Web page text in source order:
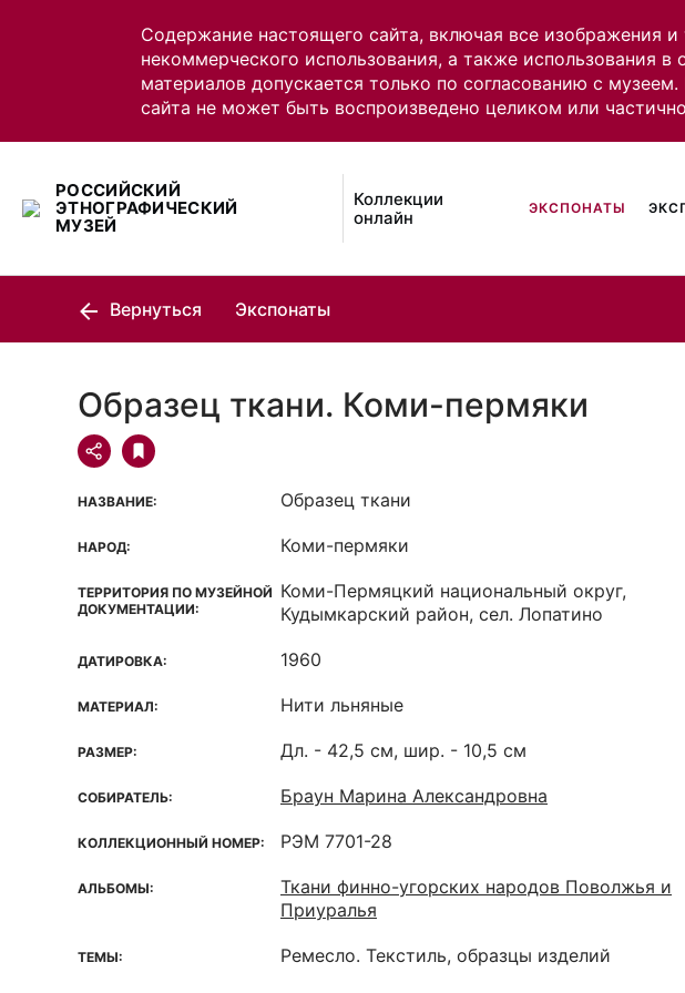
Содержание настоящего сайта, включая все изображения
некоммерческого использования, а также использования
материалов допускается только по согласованию с
сайта не может быть воспроизведено целиком или
РОССИЙСКИЙ
ЭТНОГРАФИЧЕСКИЙ
МУЗЕЙ
Коллекции
онлайн
ЭКСПОНАТЫ
Вернуться Экспонаты
Образец ткани. Коми-пермяки
НАЗВАНИЕ: Образец ткани
НАРОД: Коми-пермяки
ТЕРРИТОРИЯ ПО МУЗЕЙНОЙ
ДОКУМЕНТАЦИИ:
Коми-Пермяцкий национальный округ,
Кудымкарский район, сел. Лопатино
ДАТИРОВКА: 1960
МАТЕРИАЛ: Нити льняные
РАЗМЕР: Дл. - 42,5 см, шир. - 10,5 см
СОБИРАТЕЛЬ: Браун Марина Александровна
КОЛЛЕКЦИОННЫЙ НОМЕР: РЭМ 7701-28
АЛЬБОМЫ:
Ткани финно-угорских народов Поволжья и
Приуралья
ТЕМЫ: Ремесло. Текстиль, образцы изделий